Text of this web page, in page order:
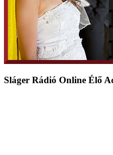
Sláger Rádió Online Élő